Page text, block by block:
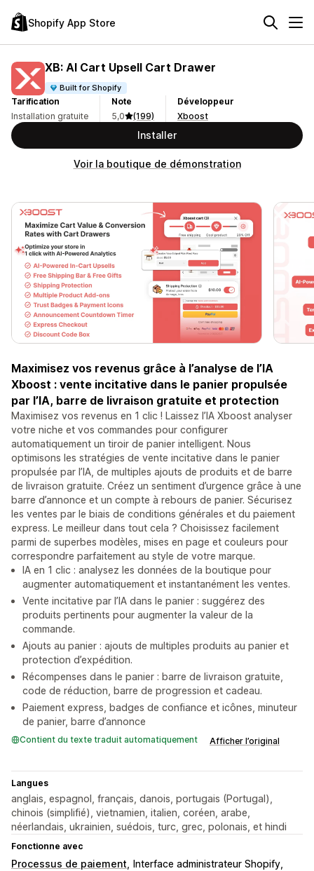
Shopify App Store
XB: AI Cart Upsell Cart Drawer
Built for Shopify
Tarification
Installation gratuite
Note
5,0
(199)
Développeur
Xboost
Installer
Voir la boutique de démonstration
Maximisez vos revenus grâce à l’analyse de l’IA
Xboost : vente incitative dans le panier propulsée
par l’IA, barre de livraison gratuite et protection
Maximisez vos revenus en 1 clic ! Laissez l’IA Xboost analyser
votre niche et vos commandes pour configurer
automatiquement un tiroir de panier intelligent. Nous
optimisons les stratégies de vente incitative dans le panier
propulsée par l’IA, de multiples ajouts de produits et de barre
de livraison gratuite. Créez un sentiment d’urgence grâce à une
barre d’annonce et un compte à rebours de panier. Sécurisez
les ventes par le biais de conditions générales et du paiement
express. Le meilleur dans tout cela ? Choisissez facilement
parmi de superbes modèles, mises en page et couleurs pour
correspondre parfaitement au style de votre marque.
IA en 1 clic : analysez les données de la boutique pour
augmenter automatiquement et instantanément les ventes.
Vente incitative par l’IA dans le panier : suggérez des
produits pertinents pour augmenter la valeur de la
commande.
Ajouts au panier : ajouts de multiples produits au panier et
protection d’expédition.
Récompenses dans le panier : barre de livraison gratuite,
code de réduction, barre de progression et cadeau.
Paiement express, badges de confiance et icônes, minuteur
de panier, barre d’annonce
Contient du texte traduit automatiquement Afficher l’original
Langues
anglais, espagnol, français, danois, portugais (Portugal),
chinois (simplifié), vietnamien, italien, coréen, arabe,
néerlandais, ukrainien, suédois, turc, grec, polonais, et hindi
Fonctionne avec
Processus de paiement
Interface administrateur Shopify